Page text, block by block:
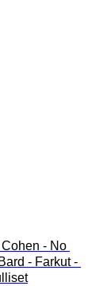
- No
- Farkut -